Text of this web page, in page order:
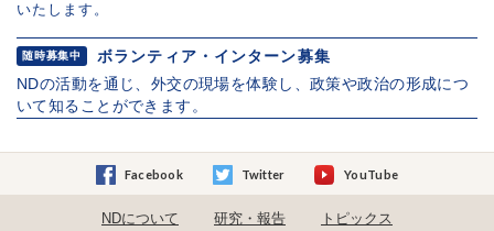
いたします。
随時募集中
ボランティア・インターン募集
NDの活動を通じ、外交の現場を体験し、政策や政治の形成につ
いて知ることができます。
Facebook Twitter YouTube
NDについて 研究・報告
トピックス